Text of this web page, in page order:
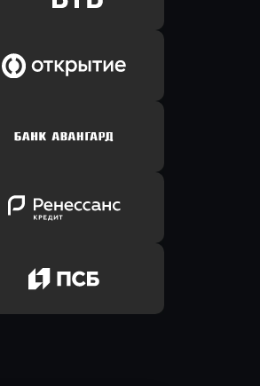
Оправить заявку
в ВТБ
в Банк Открытие
Оправить заявку
в Банк Авангард
Оправить заявку
в Ренессанс Банк